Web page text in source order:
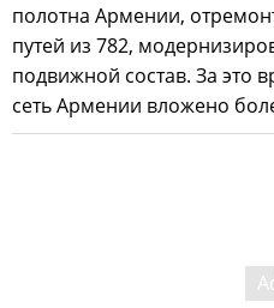
полотна Армении,
путей из 782,
подвижной состав. За это
сеть Армении вложено